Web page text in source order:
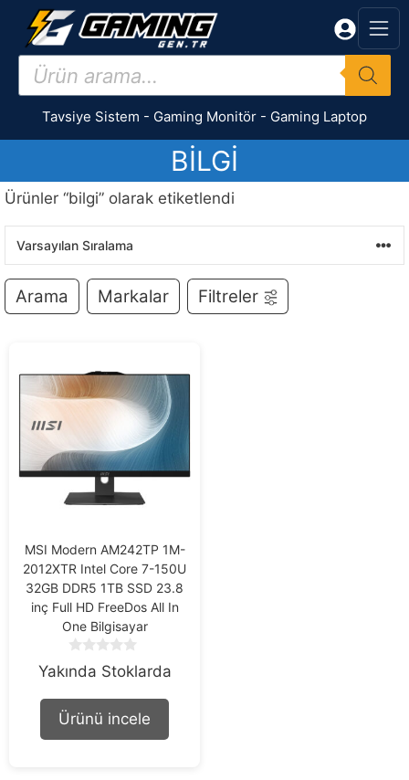
İçeriğe
Products
search
Tavsiye Sistem - Gaming Monitör - Gaming Laptop
BILGI
Ürünler “bilgi” olarak etiketlendi
Arama Markalar Filtreler
MSI Modern AM242TP 1M-
2012XTR Intel Core 7-150U
32GB DDR5 1TB SSD 23.8
inç Full HD FreeDos All In
One Bilgisayar
o
o
f
Yakında Stoklarda
Ürünü incele